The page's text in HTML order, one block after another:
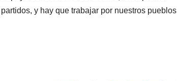
y hay que trabajar por nuestros pueblos